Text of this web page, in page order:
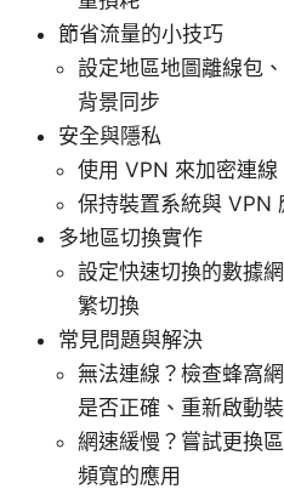
節省流量的小技巧
設定地區地圖離線包
背景同步
安全與隱私
使用 VPN 來加密連
保持裝置系統與 VPN
多地區切換實作
設定快速切換的數據
繁切換
常見問題與解決
無法連線？檢查蜂窩
是否正確、重新啟動
網速緩慢？嘗試更換
頻寬的應用